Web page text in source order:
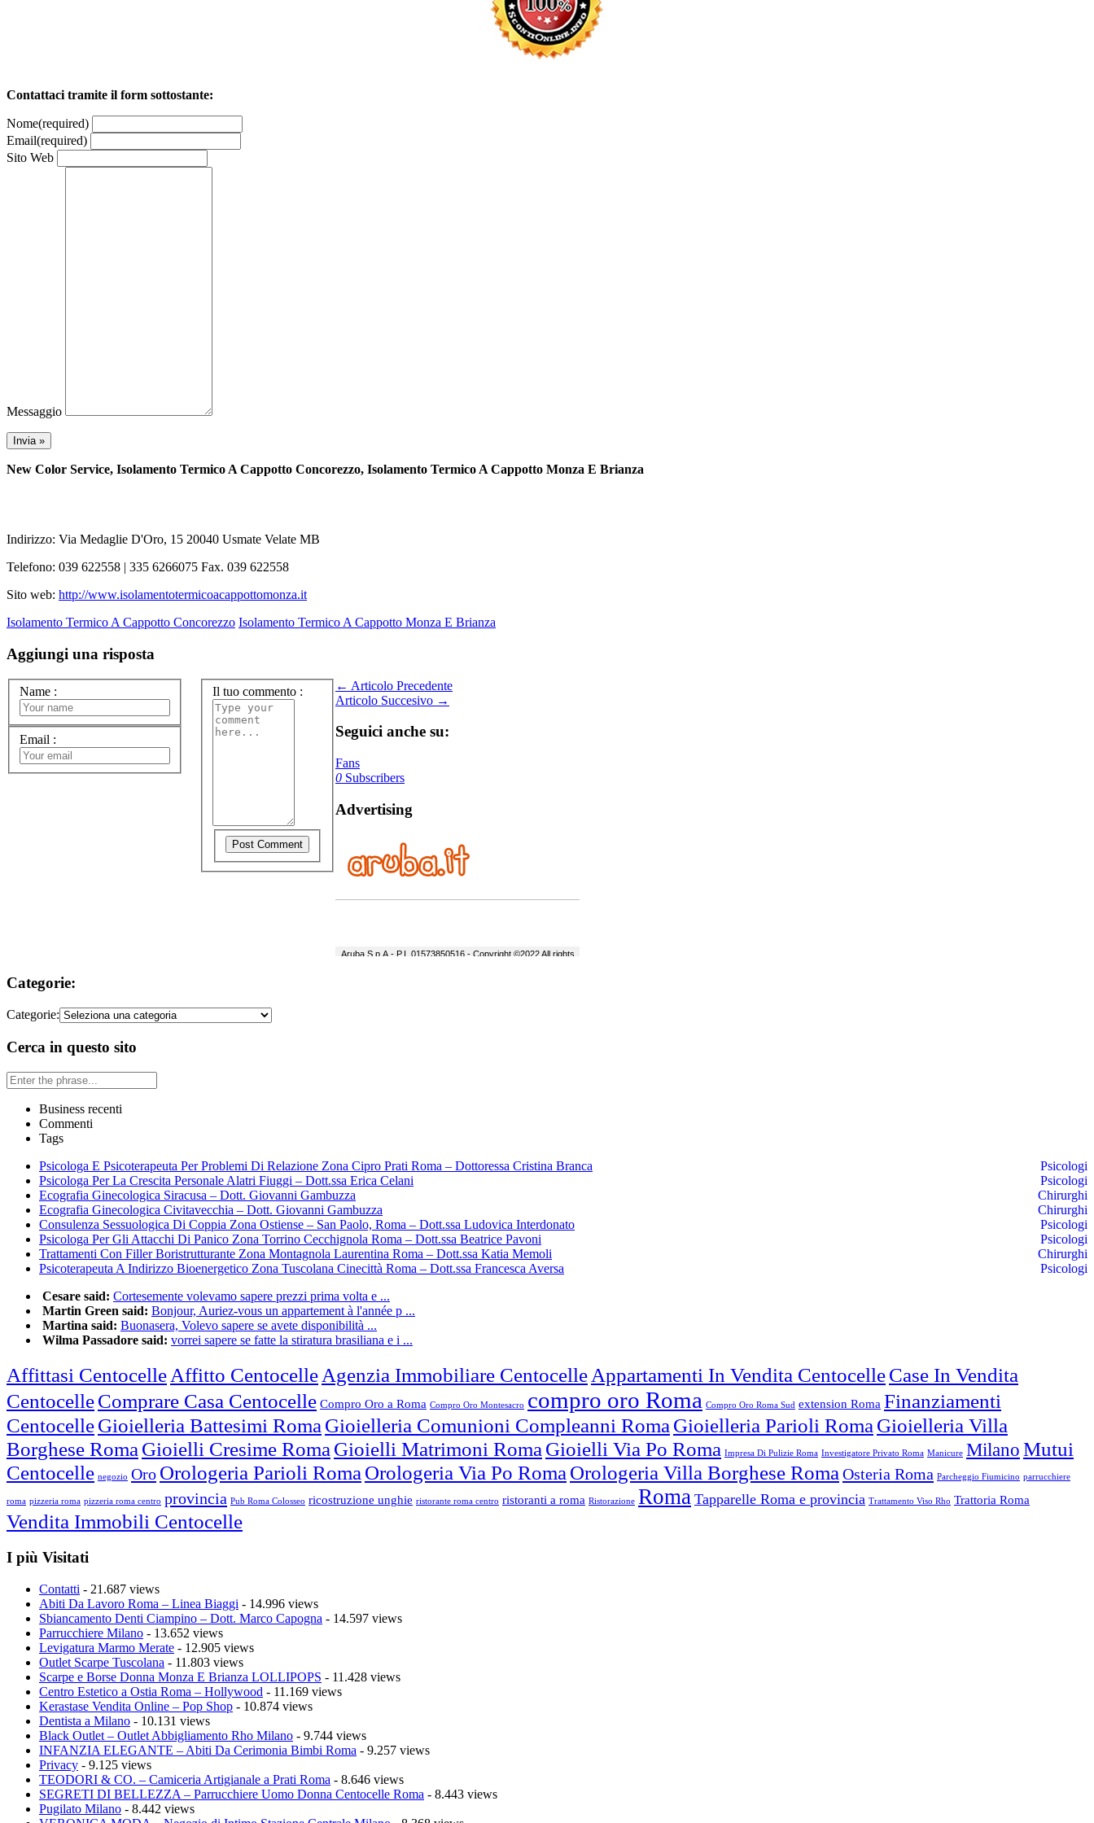
Contattaci tramite il form sottostante:
Nome(required)
Email(required)
Sito Web
Messaggio
New Color Service, Isolamento Termico A Cappotto Concorezzo, Isolamento Termico A Cappotto Monza E Brianza
Indirizzo: Via Medaglie D'Oro, 15 20040 Usmate Velate MB
Telefono: 039 622558 | 335 6266075 Fax. 039 622558
Sito web: http://www.isolamentotermicoacappottomonza.it
Isolamento Termico A Cappotto Concorezzo Isolamento Termico A Cappotto Monza E Brianza
Aggiungi una risposta
Name :
Email :
Il tuo commento :
← Articolo Precedente
Articolo Succesivo →
Seguici anche su:
Fans
0 Subscribers
Advertising
Categorie:
Categorie:
Cerca in questo sito
Business recenti
Commenti
Tags
Psicologa E Psicoterapeuta Per Problemi Di Relazione Zona Cipro Prati Roma – Dottoressa Cristina Branca
Psicologi
Psicologa Per La Crescita Personale Alatri Fiuggi – Dott.ssa Erica Celani
Psicologi
Ecografia Ginecologica Siracusa – Dott. Giovanni Gambuzza
Chirurghi
Ecografia Ginecologica Civitavecchia – Dott. Giovanni Gambuzza
Chirurghi
Consulenza Sessuologica Di Coppia Zona Ostiense – San Paolo, Roma – Dott.ssa Ludovica Interdonato
Psicologi
Psicologa Per Gli Attacchi Di Panico Zona Torrino Cecchignola Roma – Dott.ssa Beatrice Pavoni
Psicologi
Trattamenti Con Filler Boristrutturante Zona Montagnola Laurentina Roma – Dott.ssa Katia Memoli
Chirurghi
Psicoterapeuta A Indirizzo Bioenergetico Zona Tuscolana Cinecittà Roma – Dott.ssa Francesca Aversa
Psicologi
Cesare said: Cortesemente volevamo sapere prezzi prima volta e ...
Martin Green said: Bonjour, Auriez-vous un appartement à l'année p ...
Martina said: Buonasera, Volevo sapere se avete disponibilità ...
Wilma Passadore said: vorrei sapere se fatte la stiratura brasiliana e i ...
Affittasi Centocelle Affitto Centocelle Agenzia Immobiliare Centocelle Appartamenti In Vendita CentocelleCase In Vendita
CentocelleComprare Casa Centocelle Compro Oro a Roma Compro Oro Montesacro compro oro Roma Compro Oro Roma Sud extension Roma Finanziamenti
CentocelleGioielleria Battesimi Roma Gioielleria Comunioni Compleanni Roma Gioielleria Parioli Roma Gioielleria Villa
Borghese Roma Gioielli Cresime Roma Gioielli Matrimoni Roma Gioielli Via Po Roma Impresa Di Pulizie Roma Investigatore Privato Roma Manicure Milano Mutui
Centocelle negozio Oro Orologeria Parioli Roma Orologeria Via Po Roma Orologeria Villa Borghese Roma Osteria Roma Parcheggio Fiumicino parrucchiere
roma pizzeria roma pizzeria roma centro provincia Pub Roma Colosseo ricostruzione unghie ristorante roma centro ristoranti a roma Ristorazione Roma Tapparelle Roma e provincia Trattamento Viso Rho Trattoria Roma
Vendita Immobili Centocelle
I più Visitati
Contatti - 21.687 views
Abiti Da Lavoro Roma – Linea Biaggi - 14.996 views
Sbiancamento Denti Ciampino – Dott. Marco Capogna - 14.597 views
Parrucchiere Milano - 13.652 views
Levigatura Marmo Merate - 12.905 views
Outlet Scarpe Tuscolana - 11.803 views
Scarpe e Borse Donna Monza E Brianza LOLLIPOPS - 11.428 views
Centro Estetico a Ostia Roma – Hollywood - 11.169 views
Kerastase Vendita Online – Pop Shop - 10.874 views
Dentista a Milano - 10.131 views
Black Outlet – Outlet Abbigliamento Rho Milano - 9.744 views
INFANZIA ELEGANTE – Abiti Da Cerimonia Bimbi Roma - 9.257 views
Privacy - 9.125 views
TEODORI & CO. – Camiceria Artigianale a Prati Roma - 8.646 views
SEGRETI DI BELLEZZA – Parrucchiere Uomo Donna Centocelle Roma - 8.443 views
Pugilato Milano - 8.442 views